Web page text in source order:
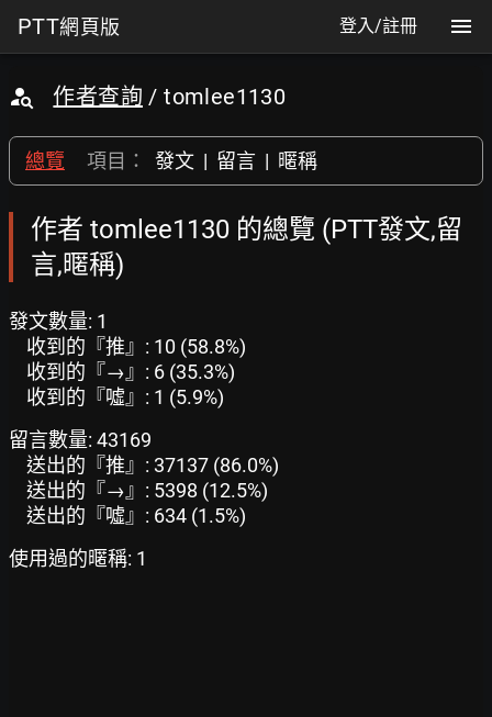
PTT網頁版 登入/註冊
作者查詢 / tomlee1130
總覽 項目： 發文 | 留言 | 暱稱
作者 tomlee1130 的總覽 (PTT發文,留
言,暱稱)
發文數量: 1
收到的『推』: 10 (58.8%)
收到的『→』: 6 (35.3%)
收到的『噓』: 1 (5.9%)
留言數量: 43169
送出的『推』: 37137 (86.0%)
送出的『→』: 5398 (12.5%)
送出的『噓』: 634 (1.5%)
使用過的暱稱: 1